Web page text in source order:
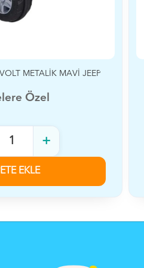
UZK ÇİFT KİŞİLİK
Özel
+
EKLE